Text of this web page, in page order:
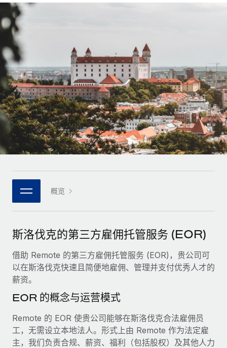
外包复杂雇佣任务
基础设施
Remote Embedded
将人力资源无缝融入工作流程
团队的内置核心人力资源功能
连接 新的
使用我们的 MCP 将任何人工智能工具与 Remote 平台相连
借助核心业务工具简化流程
服务
获得全球人力资源与合规方面的专家帮助
背景调查
简化候选人筛选流程
成长阶段
初创企业
为成长型企业量身打造的全球敏捷型人力资源与薪资解决方案
中型市场
通过定制化人力资源解决方案扩展团队
企业
与我们携手合作
战略技术合作伙伴
与我们共探合作机遇
案例研究
合同工薪酬结算计算器
探索全球合同工的结算货币选项与结算速度
通过 REMOTE 学习
研究与指引
案例研究
人力资源术语表
核对表和模板
职位描述库
网络研讨会
活动
新闻室
薪金与人才洞察
洞察中心
获得支持
查看全部资源
中文（简体）
English
Nederlands
Français
Deutsch
Español
Italiano
Português (Portugal)
日本語
한국어
中文（简体）
登录
概览
斯洛伐克的第三方雇佣托管服务 (EOR)
借助 Remote 的第三方雇佣托管服务 (EOR)，贵公司可
以在斯洛伐克快速且简便地雇佣、管理并支付优秀人才的
薪资。
EOR 的概念与运营模式
Remote 的 EOR 使贵公司能够在斯洛伐克合法雇佣员
工，无需设立本地法人。形式上由 Remote 作为法定雇
主，我们负责合规、薪资、福利（包括股权）及其他人力